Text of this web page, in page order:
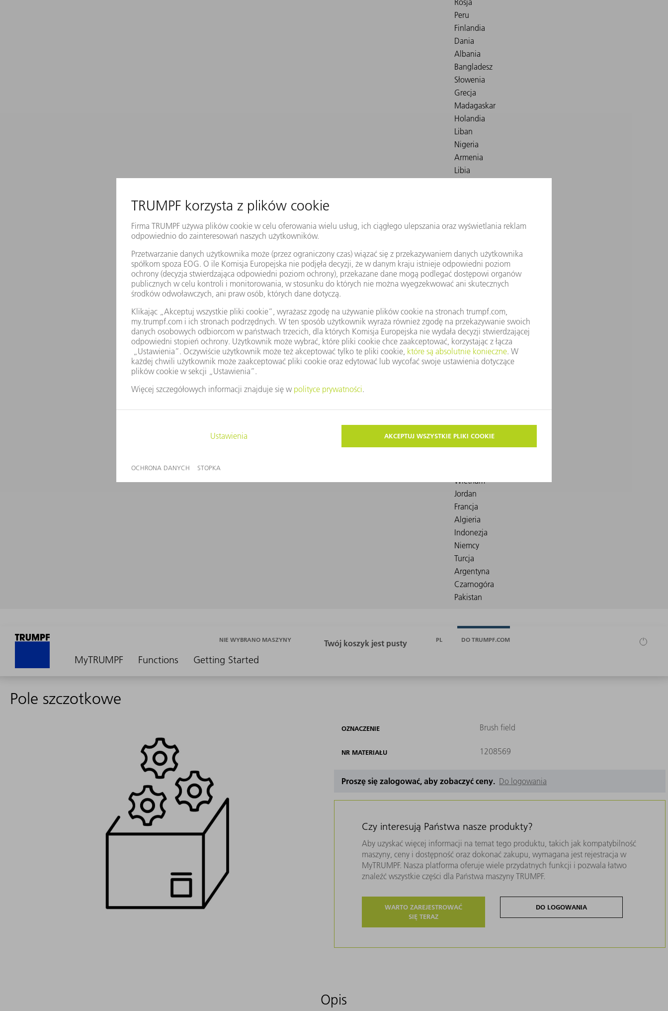
MyTRUMPF Functions Getting Started
NIE WYBRANO MASZYNY PL DO TRUMPF.COM
Pole szczotkowe
OZNACZENIE Brush field
NR MATERIAŁU 1208569
Proszę się zalogować, aby zobaczyć ceny. Do logowania
Czy interesują Państwa nasze produkty?
Aby uzyskać więcej informacji na temat tego produktu, takich jak kompatybilność
maszyny, ceny i dostępność oraz dokonać zakupu, wymagana jest rejestracja w
MyTRUMPF. Nasza platforma oferuje wiele przydatnych funkcji i pozwala łatwo
znaleźć wszystkie części dla Państwa maszyny TRUMPF.
WARTO ZAREJESTROWAĆ
SIĘ TERAZ
DO LOGOWANIA
Opis